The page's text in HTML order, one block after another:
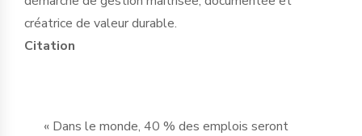
créatrice de valeur durable.
Citation
« Dans le monde, 40 % des emplois seront